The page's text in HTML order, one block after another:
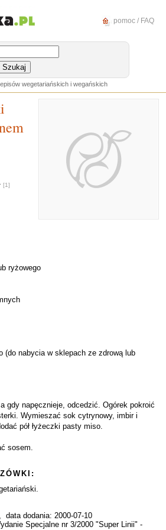
pomoc / FAQ
wegetariańskich i wegańskich
[1]
ryżowego
(do nabycia w sklepach ze zdrową lub
gdy napęcznieje, odcedzić. Ogórek pokroić
Wymieszać sok cytrynowy, imbir i
pół łyżeczki pasty miso.
sosem.
data dodania: 2000-07-10
Specjalne nr 3/2000 "Super Linii" -